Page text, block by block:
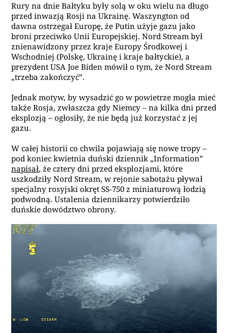
Rury na dnie Bałtyku były solą w oku wielu na długo
przed inwazją Rosji na Ukrainę. Waszyngton od
dawna ostrzegał Europę, że Putin użyje gazu jako
broni przeciwko Unii Europejskiej. Nord Stream był
znienawidzony przez kraje Europy Środkowej i
Wschodniej (Polskę, Ukrainę i kraje bałtyckie), a
prezydent USA Joe Biden mówił o tym, że Nord Stream
„trzeba zakończyć”.
Jednak motyw, by wysadzić go w powietrze mogła mieć
także Rosja, zwłaszcza gdy Niemcy – na kilka dni przed
eksplozją – ogłosiły, że nie będą już korzystać z jej
gazu.
W całej historii co chwila pojawiają się nowe tropy –
pod koniec kwietnia duński dziennik „Information”
napisał, że cztery dni przed eksplozjami, które
uszkodziły Nord Stream, w rejonie sabotażu pływał
specjalny rosyjski okręt SS-750 z miniaturową łodzią
podwodną. Ustalenia dziennikarzy potwierdziło
duńskie dowództwo obrony.